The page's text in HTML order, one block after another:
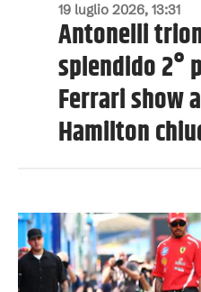
19 luglio 2026, 13:31
Antonelli
splendido 2°
Ferrari show
Hamilton